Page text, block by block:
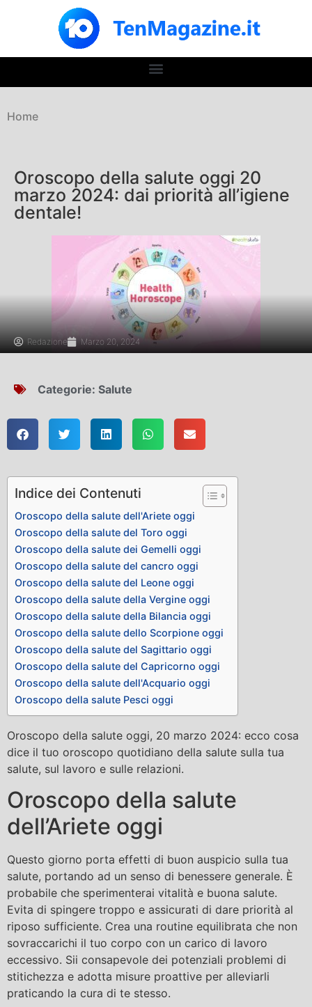
Home
Oroscopo della salute oggi 20
marzo 2024: dai priorità all’igiene
dentale!
Redazione Marzo 20, 2024
Categorie: Salute
Indice dei Contenuti
Oroscopo della salute dell'Ariete oggi
Oroscopo della salute del Toro oggi
Oroscopo della salute dei Gemelli oggi
Oroscopo della salute del cancro oggi
Oroscopo della salute del Leone oggi
Oroscopo della salute della Vergine oggi
Oroscopo della salute della Bilancia oggi
Oroscopo della salute dello Scorpione oggi
Oroscopo della salute del Sagittario oggi
Oroscopo della salute del Capricorno oggi
Oroscopo della salute dell'Acquario oggi
Oroscopo della salute Pesci oggi
Oroscopo della salute oggi, 20 marzo 2024: ecco cosa
dice il tuo oroscopo quotidiano della salute sulla tua
salute, sul lavoro e sulle relazioni.
Oroscopo della salute
dell’Ariete oggi
Questo giorno porta effetti di buon auspicio sulla tua
salute, portando ad un senso di benessere generale. È
probabile che sperimenterai vitalità e buona salute.
Evita di spingere troppo e assicurati di dare priorità al
riposo sufficiente. Crea una routine equilibrata che non
sovraccarichi il tuo corpo con un carico di lavoro
eccessivo. Sii consapevole dei potenziali problemi di
stitichezza e adotta misure proattive per alleviarli
praticando la cura di te stesso.